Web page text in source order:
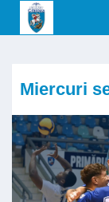
Miercuri